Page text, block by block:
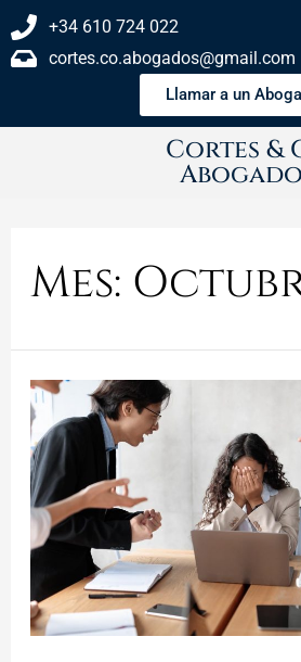
+34 610 724 022
cortes.co.abogados@gmail.com
Llamar a un
Cortes &
Mes: